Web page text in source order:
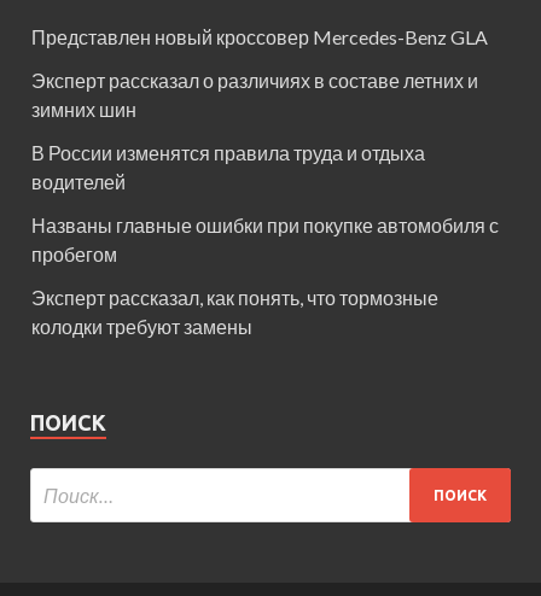
Представлен новый кроссовер Mercedes-Benz GLA
Эксперт рассказал о различиях в составе летних и
зимних шин
В России изменятся правила труда и отдыха
водителей
Названы главные ошибки при покупке автомобиля с
пробегом
Эксперт рассказал, как понять, что тормозные
колодки требуют замены
ПОИСК